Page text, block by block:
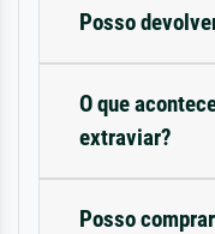
Posso
O que
extraviar?
Posso